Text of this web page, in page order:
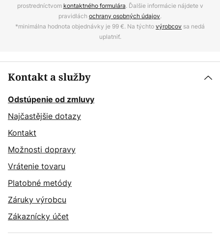
prostredníctvom kontaktného formulára. Ďalšie informácie nájdete v
pravidlách ochrany osobných údajov.
*minimálna hodnota objednávky je 99 €. Na týchtovýrobcov sa nedá
uplatniť.
Kontakt a služby
Odstúpenie od zmluvy
Najčastějšie dotazy
Kontakt
Možnosti dopravy
Vrátenie tovaru
Platobné metódy
Záruky výrobcu
Zákaznícky účet